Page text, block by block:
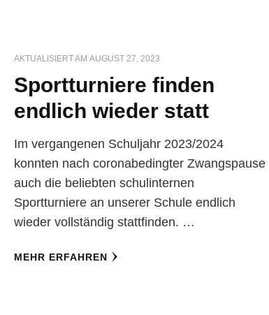
AKTUALISIERT AM AUGUST 27, 2023
Sportturniere finden
endlich wieder statt
Im vergangenen Schuljahr 2023/2024
konnten nach coronabedingter Zwangspause
auch die beliebten schulinternen
Sportturniere an unserer Schule endlich
wieder vollständig stattfinden. …
MEHR ERFAHREN